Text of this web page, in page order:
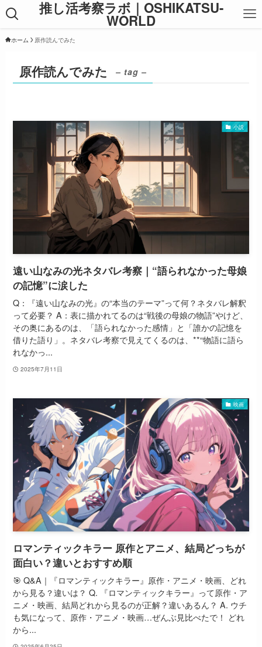
推し活考察ラボ｜OSHIKATSU-
WORLD
ホーム 原作読んでみた
原作読んでみた – tag –
小説
遠い山なみの光ネタバレ考察｜“語られなかった母娘
の記憶”に涙した
Q：『遠い山なみの光』の“本当のテーマ”って何？ネタバレ解釈
って必要？ A：表に描かれてるのは“戦後の母娘の物語”やけど、
その奥にあるのは、「語られなかった感情」と「誰かの記憶を
借りた語り」。ネタバレ考察で見えてくるのは、**“物語に語ら
れなかっ...
2025年7月11日
映画
ロマンティックキラー 原作とアニメ、結局どっちが
面白い？違いとおすすめ順
🎯 Q&A｜『ロマンティックキラー』原作・アニメ・映画、どれ
から見る？違いは？ Q. 『ロマンティックキラー』って原作・ア
ニメ・映画、結局どれから見るのが正解？違いあるん？ A. ウチ
も気になって、原作・アニメ・映画…ぜんぶ見比べたで！ どれ
から...